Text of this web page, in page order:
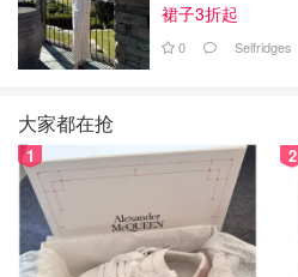
裙子3折起
0 Selfridges
大家都在抢
1 2